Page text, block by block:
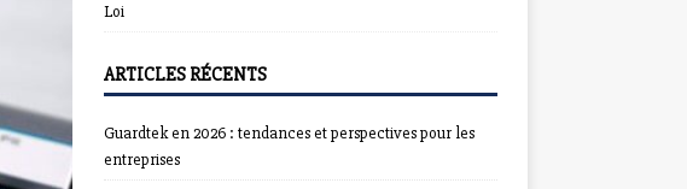
Loi
ARTICLES RÉCENTS
Guardtek en 2026 : tendances et perspectives pour les
entreprises